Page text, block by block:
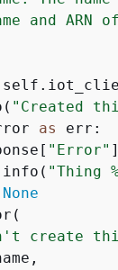
and ARN
"Created
as err:
"Error"
"Thing
None
create